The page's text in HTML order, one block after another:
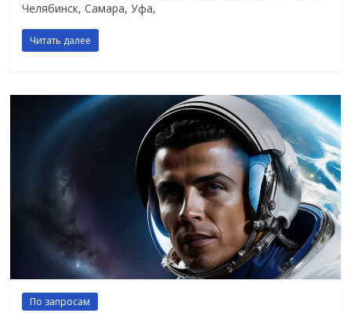
Челябинск, Самара, Уфа,
Читать далее
По запросам